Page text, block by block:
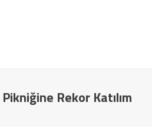
Rekor Katılım